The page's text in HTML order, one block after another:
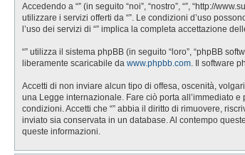
Accedendo a “” (in seguito “noi”, “nostro”, “”, “http://
utilizzare i servizi offerti da “”. Le condizioni d’uso
l’uso dei servizi di “” implica la completa accettazione
“” utilizza il sistema phpBB (in seguito “loro”, “phpBB
liberamente scaricabile da www.phpbb.com . Il software
Accetti di non inviare alcun tipo di offesa, oscenità,
una Legge internazionale. Fare ciò porta all’immediato
condizioni. Accetti che “” abbia il diritto di rimuovere,
inviato sia conservata in un database. Al contempo
queste informazioni.